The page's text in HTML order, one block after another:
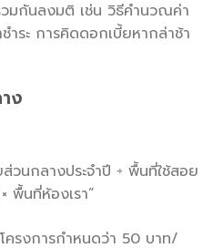
วมกันลงมติ เช่น วิธีคำนวณค่า
ำระ การคิดดอกเบี้ยหากล่าช้า
ง
ส่วนกลางประจำปี ÷ พื้นที่ใช้สอย
พื้นที่ห้องเรา”
ครงการกำหนดว่า 50 บาท/